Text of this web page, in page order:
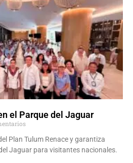
el Parque del Jaguar
Plan Tulum Renace y garantiza
Jaguar para visitantes nacionales.